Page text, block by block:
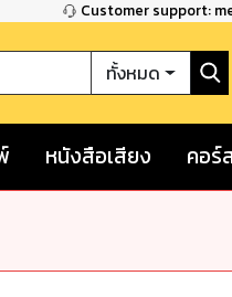
Customer support:
ทั้งหมด
หนังสือเสียง คอร์